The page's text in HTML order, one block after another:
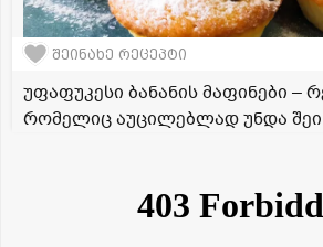
შეინახე რეცეპტი
უფაფუკესი ბანანის მაფინები –
რომელიც აუცილებლად უნდა